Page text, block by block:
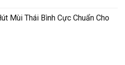
Mùi Thái Bình Cực Chuẩn Cho